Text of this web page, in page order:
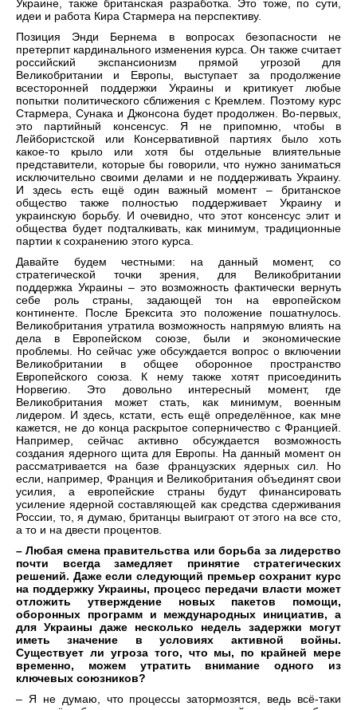
Украине, также британская разработка. Это тоже, по сути,
идеи и работа Кира Стармера на перспективу.
Позиция Энди Бернема в вопросах безопасности не
претерпит кардинального изменения курса. Он также считает
российский экспансионизм прямой угрозой для
Великобритании и Европы, выступает за продолжение
всесторонней поддержки Украины и критикует любые
попытки политического сближения с Кремлем. Поэтому курс
Стармера, Сунака и Джонсона будет продолжен. Во-первых,
это партийный консенсус. Я не припомню, чтобы в
Лейбористской или Консервативной партиях было хоть
какое-то крыло или хотя бы отдельные влиятельные
представители, которые бы говорили, что нужно заниматься
исключительно своими делами и не поддерживать Украину.
И здесь есть ещё один важный момент – британское
общество также полностью поддерживает Украину и
украинскую борьбу. И очевидно, что этот консенсус элит и
общества будет подталкивать, как минимум, традиционные
партии к сохранению этого курса.
Давайте будем честными: на данный момент, со
стратегической точки зрения, для Великобритании
поддержка Украины – это возможность фактически вернуть
себе роль страны, задающей тон на европейском
континенте. После Брексита это положение пошатнулось.
Великобритания утратила возможность напрямую влиять на
дела в Европейском союзе, были и экономические
проблемы. Но сейчас уже обсуждается вопрос о включении
Великобритании в общее оборонное пространство
Европейского союза. К нему также хотят присоединить
Норвегию. Это довольно интересный момент, где
Великобритания может стать, как минимум, военным
лидером. И здесь, кстати, есть ещё определённое, как мне
кажется, не до конца раскрытое соперничество с Францией.
Например, сейчас активно обсуждается возможность
создания ядерного щита для Европы. На данный момент он
рассматривается на базе французских ядерных сил. Но
если, например, Франция и Великобритания объединят свои
усилия, а европейские страны будут финансировать
усиление ядерной составляющей как средства сдерживания
России, то, я думаю, британцы выиграют от этого на все сто,
а то и на двести процентов.
– Любая смена правительства или борьба за лидерство
почти всегда замедляет принятие стратегических
решений. Даже если следующий премьер сохранит курс
на поддержку Украины, процесс передачи власти может
отложить утверждение новых пакетов помощи,
оборонных программ и международных инициатив, а
для Украины даже несколько недель задержки могут
иметь значение в условиях активной войны.
Существует ли угроза того, что мы, по крайней мере
временно, можем утратить внимание одного из
ключевых союзников?
– Я не думаю, что процессы затормозятся, ведь всё-таки